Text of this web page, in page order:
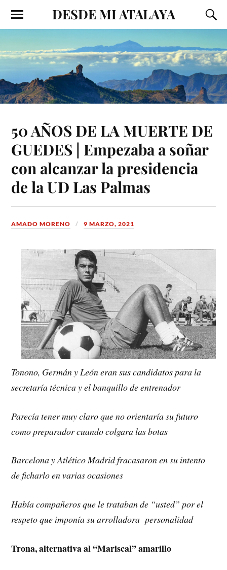
DESDE MI ATALAYA
50 AÑOS DE LA MUERTE DE
GUEDES | Empezaba a soñar
con alcanzar la presidencia
de la UD Las Palmas
AMADO MORENO 9 MARZO, 2021
Tonono, Germán y León eran sus candidatos para la
secretaría técnica y el banquillo de entrenador
Parecía tener muy claro que no orientaría su futuro
como preparador cuando colgara las botas
Barcelona y Atlético Madrid fracasaron en su intento
de ficharlo en varias ocasiones
Había compañeros que le trataban de “usted” por el
respeto que imponía su arrolladora personalidad
Trona, alternativa al “Mariscal” amarillo